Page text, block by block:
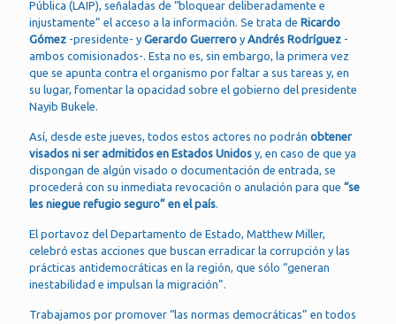
Pública (LAIP), señaladas de “bloquear deliberadamente e
injustamente” el acceso a la información. Se trata de Ricardo
Gómez -presidente- y Gerardo Guerrero y Andrés Rodríguez -
ambos comisionados-. Esta no es, sin embargo, la primera vez
que se apunta contra el organismo por faltar a sus tareas y, en
su lugar, fomentar la opacidad sobre el gobierno del presidente
Nayib Bukele.
Así, desde este jueves, todos estos actores no podrán obtener
visados ni ser admitidos en Estados Unidos y, en caso de que ya
dispongan de algún visado o documentación de entrada, se
procederá con su inmediata revocación o anulación para que “se
les niegue refugio seguro” en el país.
El portavoz del Departamento de Estado, Matthew Miller,
celebró estas acciones que buscan erradicar la corrupción y las
prácticas antidemocráticas en la región, que sólo “generan
inestabilidad e impulsan la migración”.
Trabajamos por promover “las normas democráticas” en todos